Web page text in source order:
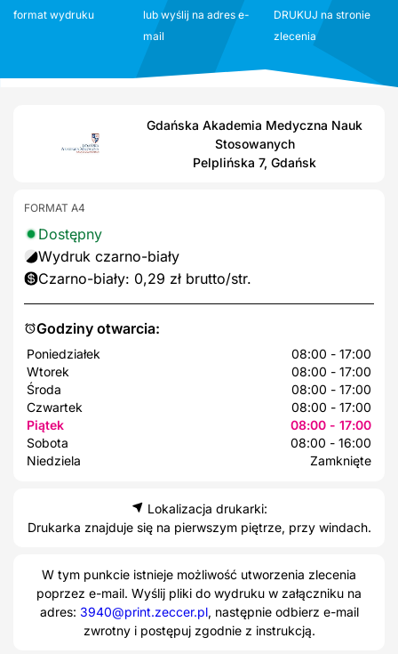
format wydruku
lub wyślij na adres e-
mail
DRUKUJ na stronie
zlecenia
Gdańska Akademia Medyczna Nauk
Stosowanych
Pelplińska 7, Gdańsk
Godziny otwarcia:
Poniedziałek
08:00 - 17:00
Wtorek
08:00 - 17:00
Środa
08:00 - 17:00
Czwartek
08:00 - 17:00
Piątek
08:00 - 17:00
Sobota
08:00 - 16:00
Niedziela
Zamknięte
FORMAT A4
Dostępny
Wydruk czarno-biały
Czarno-biały: 0,29 zł brutto/str.
Lokalizacja drukarki:
Drukarka znajduje się na pierwszym piętrze, przy windach.
W tym punkcie istnieje możliwość utworzenia zlecenia
poprzez e-mail. Wyślij pliki do wydruku w załączniku na
adres: 3940@print.zeccer.pl, następnie odbierz e-mail
zwrotny i postępuj zgodnie z instrukcją.